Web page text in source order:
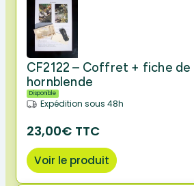
CF2122 – Coffret + fiche
hornblende
Disponible
Expédition sous 48h
23,00€ TTC
Voir le produit